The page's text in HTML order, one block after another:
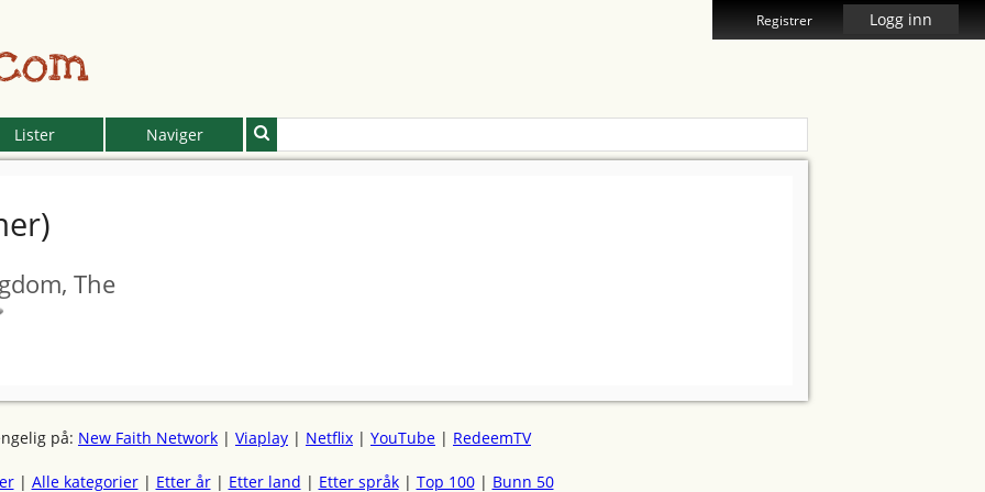
Registrer Logg inn
Lister Naviger
The
på: New Faith Network | Viaplay | Netflix | YouTube | RedeemTV
| Alle kategorier| Etter år| Etter land | Etter språk| Top 100| Bunn 50